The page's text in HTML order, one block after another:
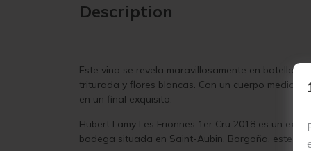
Description
Este vino se revela maravillosamente en botella,
triturada y flores blancas. Con un cuerpo medio
en un final exquisito.
Hubert Lamy Les Frionnes 1er Cru 2018 es un
bodega situada en Saint-Aubin, Borgoña, este